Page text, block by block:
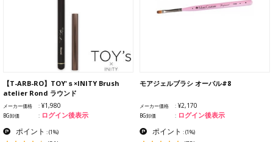
【T-ARB-RO】TOY'ｓ×INITY Brush
atelier Rond ラウンド
メーカー価格 ¥1,980
BG卸価 ログイン後表示
ポイント :(1%)
モアジェルブラシ オーバル#8
メーカー価格 ¥2,170
BG卸価 ログイン後表示
ポイント :(1%)